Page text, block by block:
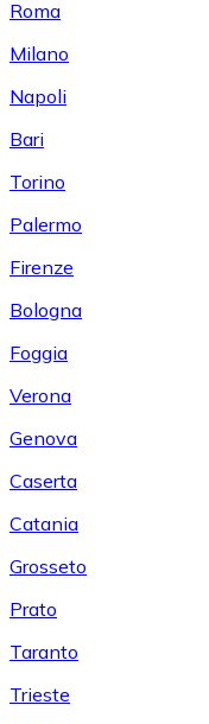
Roma
Milano
Napoli
Bari
Torino
Palermo
Firenze
Bologna
Foggia
Verona
Genova
Caserta
Catania
Grosseto
Prato
Taranto
Trieste